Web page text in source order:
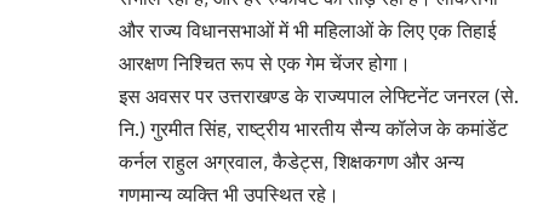
और राज्य विधानसभाओं में भी महिलाओं के लिए एक तिहाई
आरक्षण निश्चित रूप से एक गेम चेंजर होगा।
इस अवसर पर उत्तराखण्ड के राज्यपाल लेफ्टिनेंट जनरल (से.
नि.) गुरमीत सिंह, राष्‍ट्रीय भारतीय सैन्य कॉलेज के कमांडेंट
कर्नल राहुल अग्रवाल, कैडेट्स, शिक्षकगण और अन्य
गणमान्य व्यक्ति भी उपस्थित रहे।